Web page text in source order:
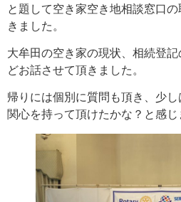
と題して空き家空き地相談窓口
きました。
大牟田の空き家の現状、相続登
どお話させて頂きました。
帰りには個別に質問も頂き、少
関心を持って頂けたかな？と感じ